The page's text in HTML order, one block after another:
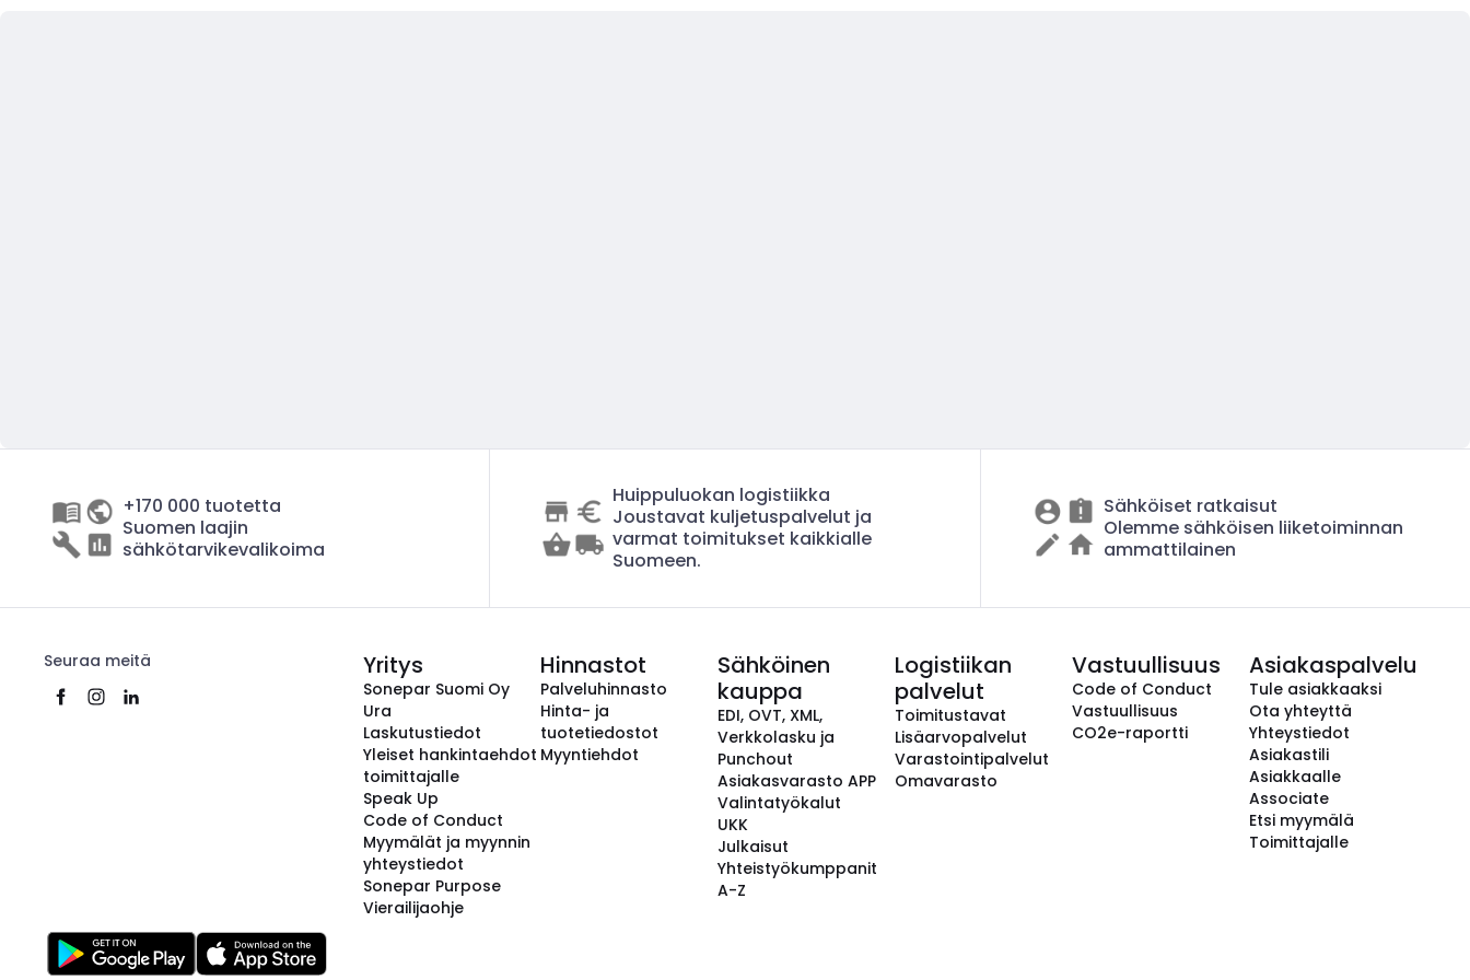
+170 000 tuotetta
Suomen laajin
sähkötarvikevalikoima
Huippuluokan logistiikka
Joustavat kuljetuspalvelut ja
varmat toimitukset kaikkialle
Suomeen.
Sähköiset ratkaisut
Olemme sähköisen liiketoiminnan
ammattilainen
Seuraa meitä Yritys
Sonepar Suomi Oy
Ura
Laskutustiedot
Yleiset hankintaehdot
toimittajalle
Speak Up
Code of Conduct
Myymälät ja myynnin
yhteystiedot
Sonepar Purpose
Vierailijaohje
Hinnastot
Palveluhinnasto
Hinta- ja
tuotetiedostot
Myyntiehdot
Sähköinen
kauppa
EDI, OVT, XML,
Verkkolasku ja
Punchout
Asiakasvarasto APP
Valintatyökalut
UKK
Julkaisut
Yhteistyökumppanit
A-Z
Logistiikan
palvelut
Toimitustavat
Lisäarvopalvelut
Varastointipalvelut
Omavarasto
Vastuullisuus
Code of Conduct
Vastuullisuus
CO2e-raportti
Asiakaspalvelu
Tule asiakkaaksi
Ota yhteyttä
Yhteystiedot
Asiakastili
Asiakkaalle
Associate
Etsi myymälä
Toimittajalle